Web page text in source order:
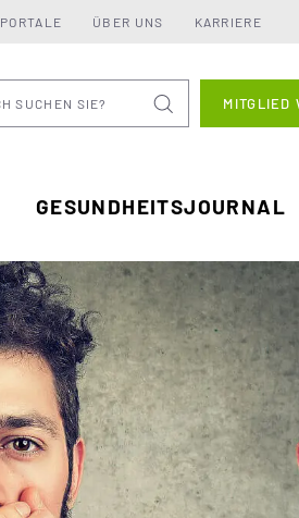
PORTALE ÜBER UNS KARRIERE
MITGLIED
GESUNDHEITSJOURNAL